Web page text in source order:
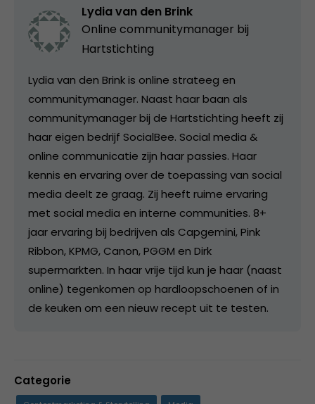
Lydia van den Brink
Online communitymanager bij
Hartstichting
Lydia van den Brink is online strateeg en
communitymanager. Naast haar baan als
communitymanager bij de Hartstichting heeft zij
haar eigen bedrijf SocialBee. Social media &
online communicatie zijn haar passies. Haar
kennis en ervaring over de toepassing van social
media deelt ze graag. Zij heeft ruime ervaring
met social media en interne communities. 8+
jaar ervaring bij bedrijven als Capgemini, Pink
Ribbon, KPMG, Canon, PGGM en Dirk
supermarkten. In haar vrije tijd kun je haar (naast
online) tegenkomen op hardloopschoenen of in
de keuken om een nieuw recept uit te testen.
Categorie